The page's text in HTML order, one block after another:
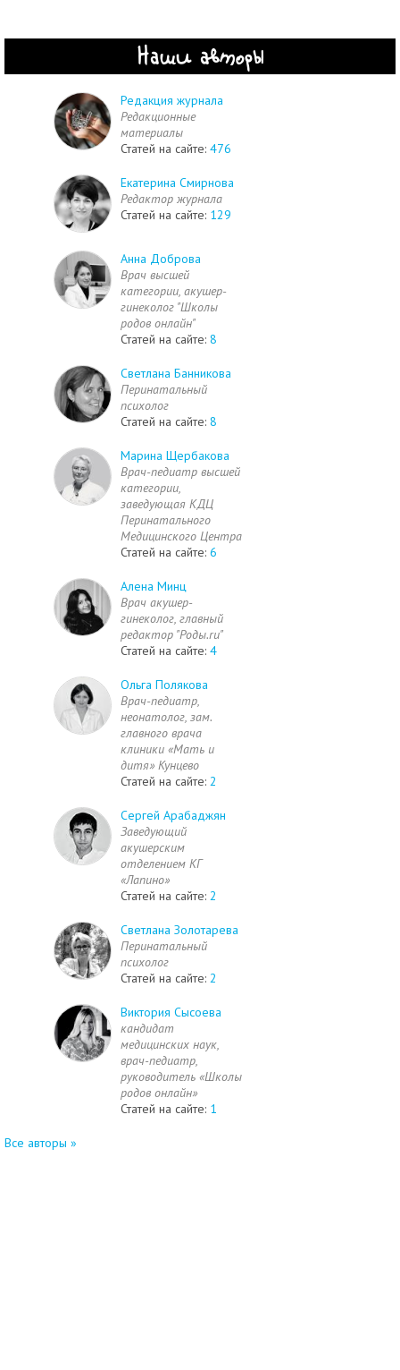
Наши авторы
Редакция журнала
Редакционные
материалы
Статей на сайте: 476
Екатерина Смирнова
Редактор журнала
Статей на сайте: 129
Анна Доброва
Врач высшей
категории, акушер-
гинеколог "Школы
родов онлайн"
Статей на сайте: 8
Светлана Банникова
Перинатальный
психолог
Статей на сайте: 8
Марина Щербакова
Врач-педиатр высшей
категории,
заведующая КДЦ
Перинатального
Медицинского Центра
Статей на сайте: 6
Алена Минц
Врач акушер-
гинеколог, главный
редактор "Роды.ru"
Статей на сайте: 4
Ольга Полякова
Врач-педиатр,
неонатолог, зам.
главного врача
клиники «Мать и
дитя» Кунцево
Статей на сайте: 2
Сергей Арабаджян
Заведующий
акушерским
отделением КГ
«Лапино»
Статей на сайте: 2
Светлана Золотарева
Перинатальный
психолог
Статей на сайте: 2
Виктория Сысоева
кандидат
медицинских наук,
врач-педиатр,
руководитель «Школы
родов онлайн»
Статей на сайте: 1
Все авторы »